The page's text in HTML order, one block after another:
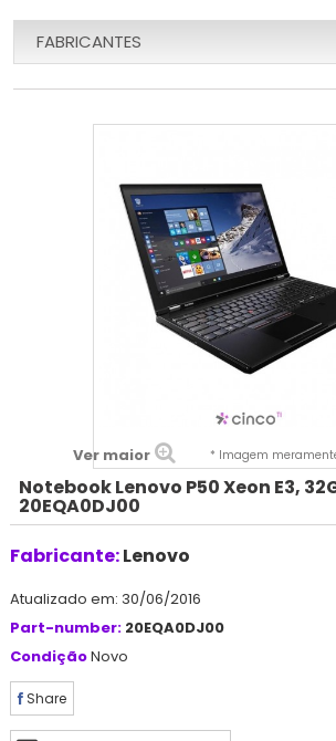
FABRICANTES
Ver maior * Imagem
Notebook Lenovo P50 Xeon E3,
20EQA0DJ00
Fabricante:Lenovo
Atualizado em: 30/06/2016
Part-number: 20EQA0DJ00
CondiçãoNovo
Share